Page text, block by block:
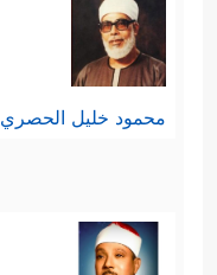
محمود خليل الحصري